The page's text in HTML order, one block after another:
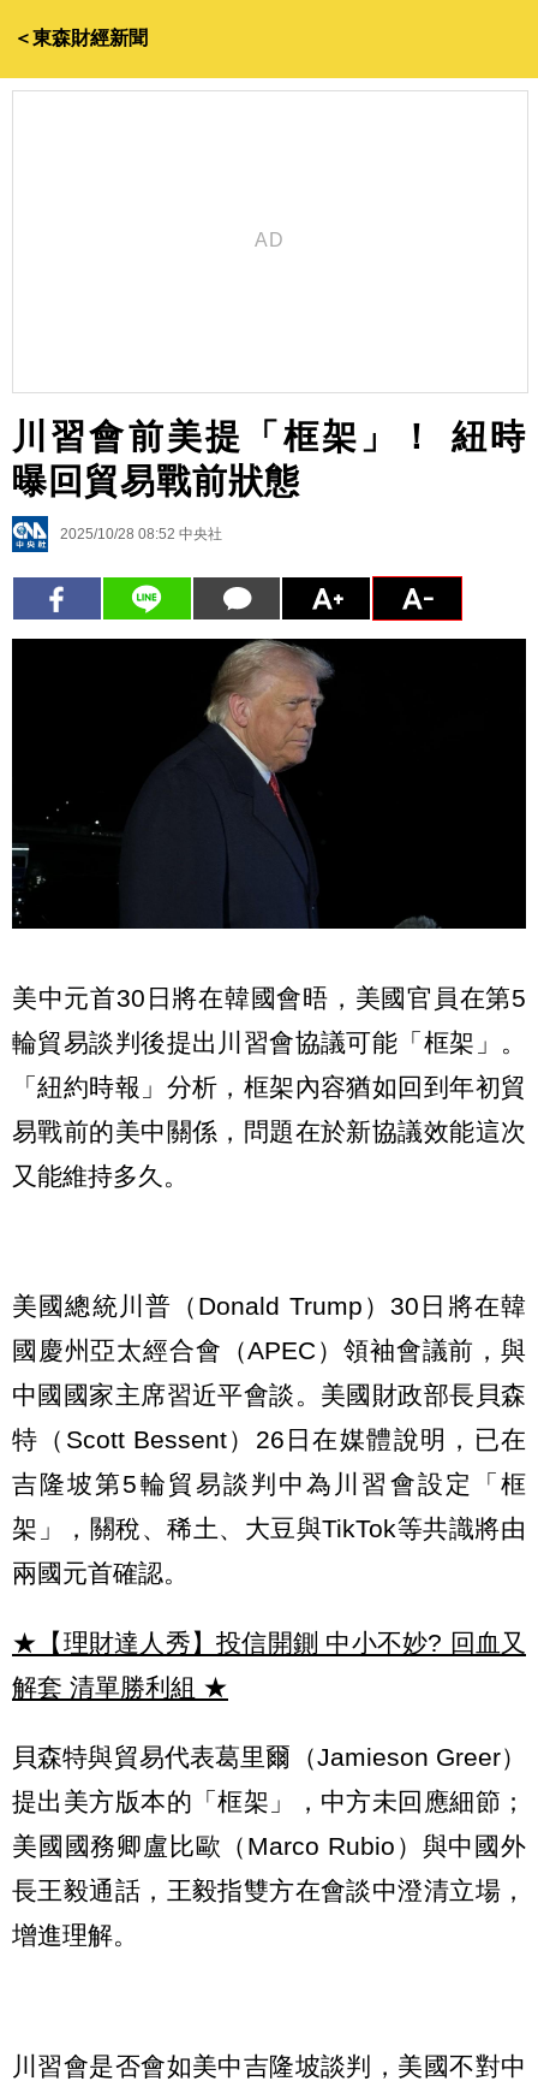
＜東森財經新聞
川習會前美提「框架」！ 紐時
曝回貿易戰前狀態
2025/10/28 08:52 中央社
美中元首30日將在韓國會晤，美國官員在第5
輪貿易談判後提出川習會協議可能「框架」。
「紐約時報」分析，框架內容猶如回到年初貿
易戰前的美中關係，問題在於新協議效能這次
又能維持多久。
美國總統川普（Donald Trump）30日將在韓
國慶州亞太經合會（APEC）領袖會議前，與
中國國家主席習近平會談。美國財政部長貝森
特（Scott Bessent）26日在媒體說明，已在
吉隆坡第5輪貿易談判中為川習會設定「框
架」，關稅、稀土、大豆與TikTok等共識將由
兩國元首確認。
★【理財達人秀】投信開鍘 中小不妙? 回血又
解套 清單勝利組 ★
貝森特與貿易代表葛里爾（Jamieson Greer）
提出美方版本的「框架」，中方未回應細節；
美國國務卿盧比歐（Marco Rubio）與中國外
長王毅通話，王毅指雙方在會談中澄清立場，
增進理解。
川習會是否會如美中吉隆坡談判，美國不對中